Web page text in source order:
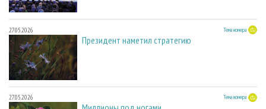
27.05.2026 Тема номера
Президент наметил стратегию
27.05.2026 Тема номера